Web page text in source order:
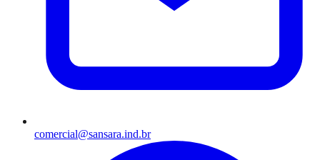
comercial@sansara.ind.br